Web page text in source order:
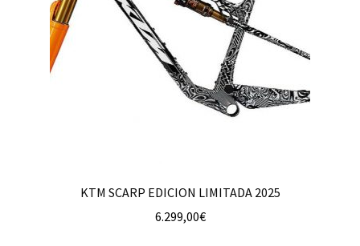
KTM SCARP EDICION LIMITADA 2025
6.299,00€